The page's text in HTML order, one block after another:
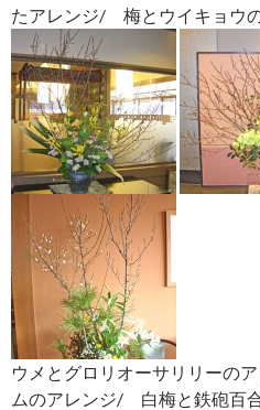
たアレンジ/ 梅とウイキョウ
ウメとグロリオーサリリーの
ムのアレンジ/ 白梅と鉄砲百